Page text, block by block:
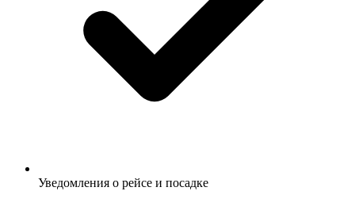
Уведомления о рейсе и посадке